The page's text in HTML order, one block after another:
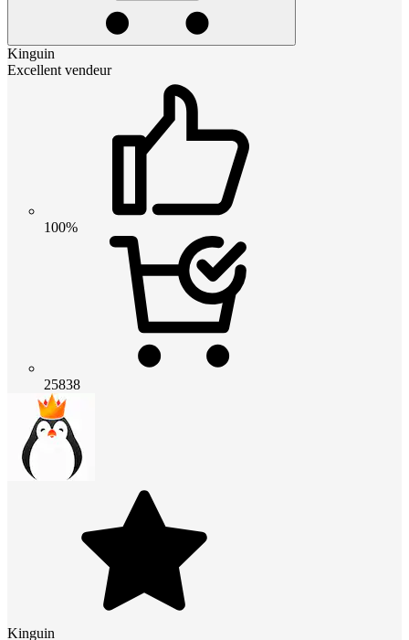
Kinguin
Excellent vendeur
100%
25838
Kinguin